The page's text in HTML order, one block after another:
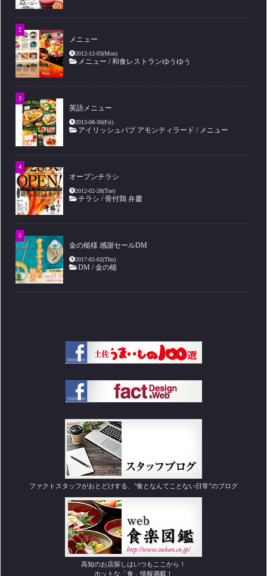
メニュー
2012-12-03(Mon)
メニュー /和食レストランゆうゆう
英語メニュー
2013-08-30(Fri)
アイリッシュパブ アモンティラード / メニュー
オープンチラシ
2012-02-28(Tue)
チラシ /骨付鶏 弁慶
金の槌様 感謝セールDM
2017-02-02(Thu)
DM /金の槌
ファクトスタッフがおとどけする、"食となんてことない日常”のブログ
高知のお店探しはいつもここから！
ホットな「食」情報満載！